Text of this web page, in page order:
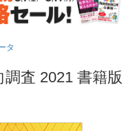
タ
査 2021 書籍版